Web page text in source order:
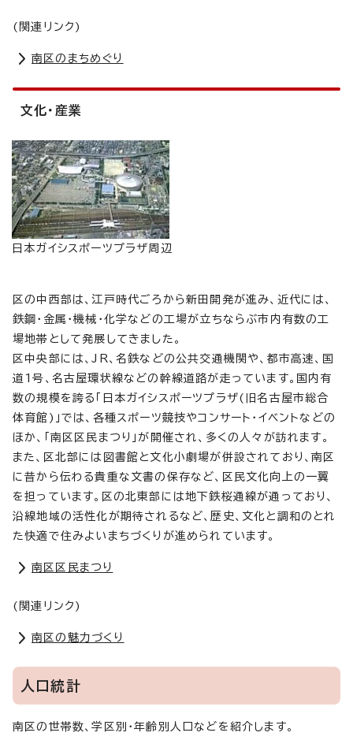
(関連リンク)
南区のまちめぐり
文化・産業
日本ガイシスポーツプラザ周辺
区の中西部は、江戸時代ごろから新田開発が進み、近代には、
鉄鋼・金属・機械・化学などの工場が立ちならぶ市内有数の工
場地帯として発展してきました。
区中央部には、JR、名鉄などの公共交通機関や、都市高速、国
道1号、名古屋環状線などの幹線道路が走っています。国内有
数の規模を誇る「日本ガイシスポーツプラザ(旧名古屋市総合
体育館)」では、各種スポーツ競技やコンサート・イベントなどの
ほか、「南区区民まつり」が開催され、多くの人々が訪れます。
また、区北部には図書館と文化小劇場が併設されており、南区
に昔から伝わる貴重な文書の保存など、区民文化向上の一翼
を担っています。区の北東部には地下鉄桜通線が通っており、
沿線地域の活性化が期待されるなど、歴史、文化と調和のとれ
た快適で住みよいまちづくりが進められています。
南区区民まつり
(関連リンク)
南区の魅力づくり
人口統計
南区の世帯数、学区別・年齢別人口などを紹介します。